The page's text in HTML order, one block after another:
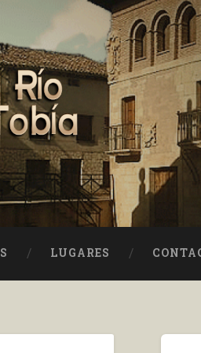
LUGARES